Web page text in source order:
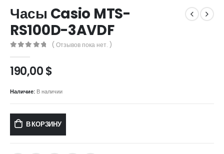
Часы Casio MTS-
RS100D-3AVDF
( Отзывов пока нет. )
190,00$
Наличие: В наличии
В КОРЗИНУ